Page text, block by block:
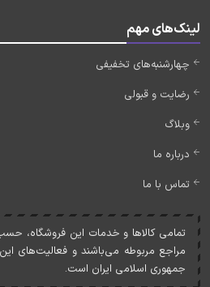
لینک‌های مهم
چهارشنبه‌های تخفیفی
رضایت و قبولی
وبلاگ
درباره ما
تماس با ما
تمامی کالاها و خدمات اين فروشگاه،
مراجع مربوطه می‌باشند و فعاليت‌های
جمهوری اسلامی ايران است.